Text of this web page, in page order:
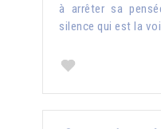
à arrêter sa
silence qui est la